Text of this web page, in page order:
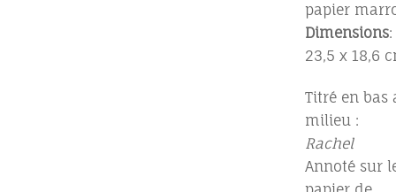
papier
Dimensions:
23,5 x 18,6
Titré en bas
milieu :
Rachel
Annoté sur